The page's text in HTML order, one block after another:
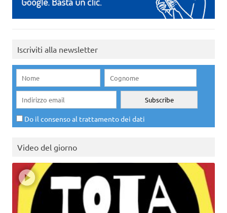
Iscriviti alla newsletter
Do il consenso al trattamento dei dati
Video del giorno